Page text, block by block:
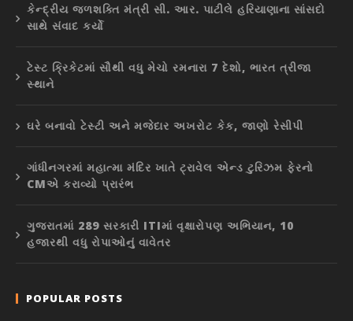
કેન્દ્રીય જળશક્તિ મંત્રી સી. આર. પાટીલે હરિયાણાના સાંસદો
સાથે સંવાદ કર્યો
ટેસ્ટ ક્રિકેટમાં સૌથી વધુ મેચો રમનારા 7 દેશો, ભારત ત્રીજા
સ્થાને
ઘરે બનાવો ટેસ્ટી અને મજેદાર અખરોટ કેક, જાણો રેસીપી
ગાંધીનગરમાં મહાત્મા મંદિર ખાતે ટ્રાવેલ એન્ડ ટુરિઝમ ફેરનો
CMએ કરાવ્યો પ્રારંભ
ગુજરાતમાં 289 સરકારી ITIમાં વૃક્ષારોપણ અભિયાન, 10
હજારથી વધુ રોપાઓનું વાવેતર
POPULAR POSTS